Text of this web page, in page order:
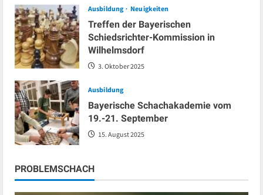
Ausbildung Neuigkeiten
Treffen der Bayerischen
Schiedsrichter-Kommission in
Wilhelmsdorf
3. Oktober 2025
Ausbildung
Bayerische Schachakademie vom
19.-21. September
15. August 2025
PROBLEMSCHACH